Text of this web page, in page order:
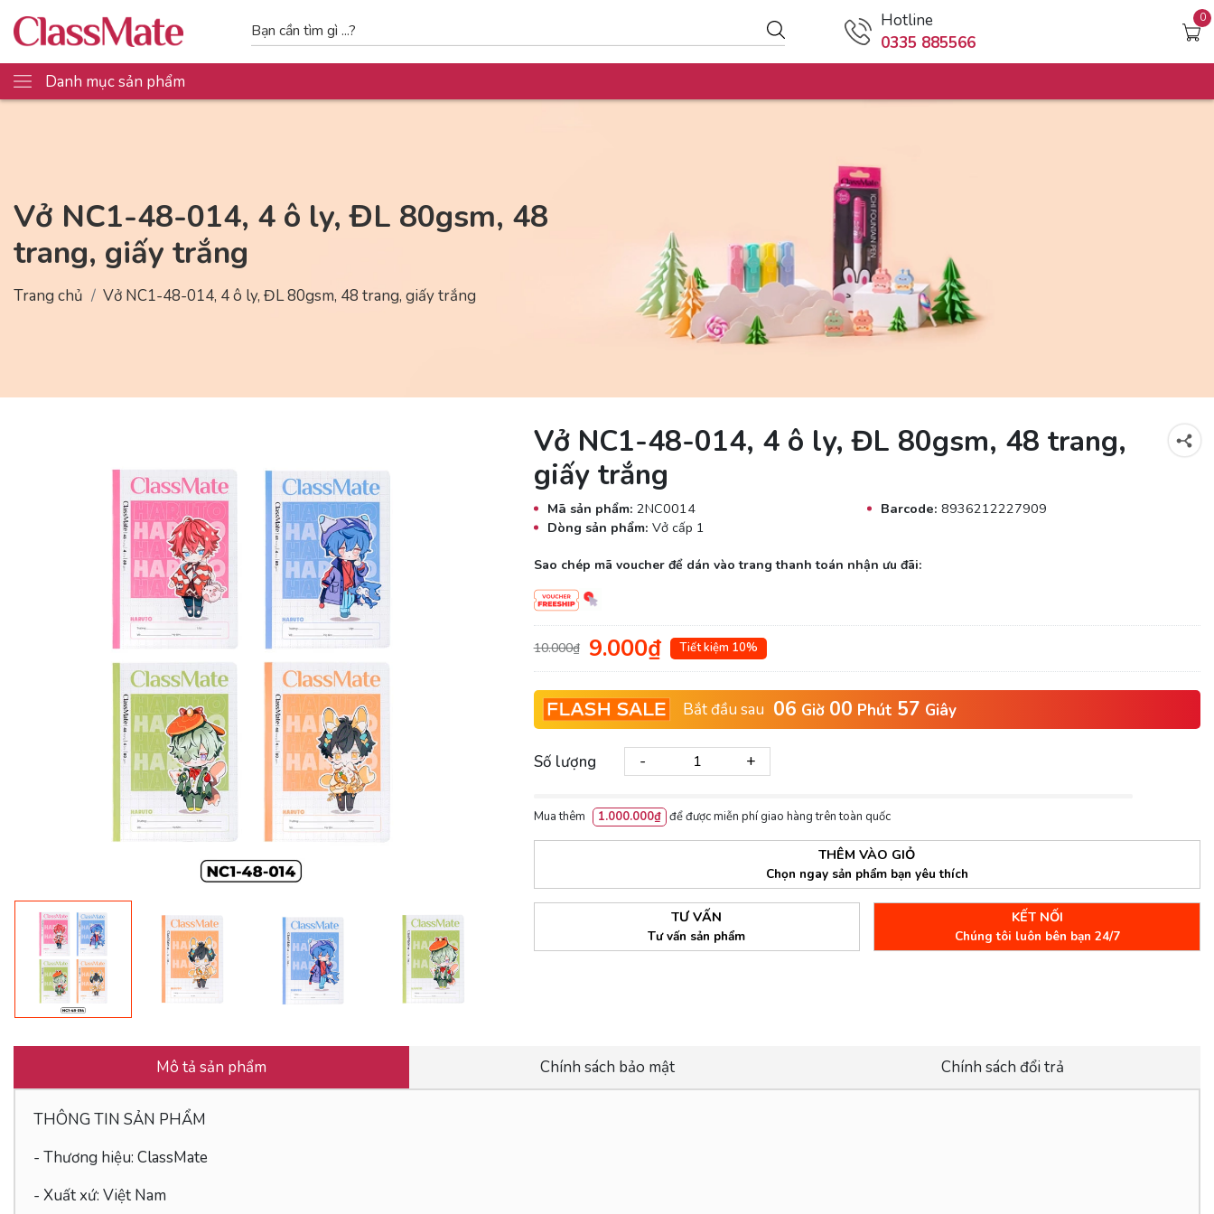
Hotline
0335 885566
0
Danh mục sản phẩm
Vở NC1-48-014, 4 ô ly, ĐL 80gsm, 48
trang, giấy trắng
Trang chủ Vở NC1-48-014, 4 ô ly, ĐL 80gsm, 48 trang, giấy trắng
Vở NC1-48-014, 4 ô ly, ĐL 80gsm, 48 trang,
giấy trắng
Mã sản phẩm: 2NC0014 Barcode: 8936212227909
Dòng sản phẩm: Vở cấp 1
Sao chép mã voucher để dán vào trang thanh toán nhận ưu đãi:
10.000₫ 9.000₫ Tiết kiệm 10%
Bắt đầu sau 06 Giờ 00 Phút 56 Giây
Số lượng - +
Mua thêm 1.000.000₫ để được miễn phí giao hàng trên toàn quốc
THÊM VÀO GIỎ
Chọn ngay sản phẩm bạn yêu thích
TƯ VẤN
Tư vấn sản phẩm
KẾT NỐI
Chúng tôi luôn bên bạn 24/7
Mô tả sản phẩm Chính sách bảo mật Chính sách đổi trả
THÔNG TIN SẢN PHẨM
- Thương hiệu: ClassMate
- Xuất xứ: Việt Nam